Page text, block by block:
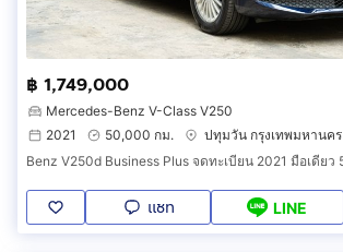
฿ 1,749,000
Mercedes-Benz V-Class V250
2021
50,000 กม.
ปทุมวัน กรุงเทพมหานคร
แชท LINE